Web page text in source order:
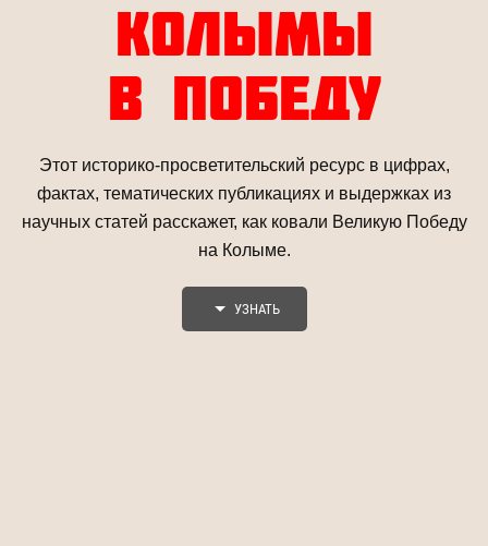
КОЛЫМЫ
В ПОБЕДУ
Этот историко-просветительский ресурс в цифрах,
фактах, тематических публикациях и выдержках из
научных статей расскажет, как ковали Великую Победу
на Колыме.
УЗНАТЬ